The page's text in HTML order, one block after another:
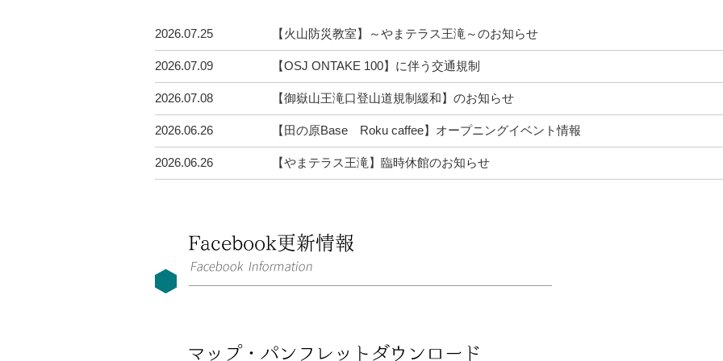
2026.07.25 【火山防災教室】～やまテラス王滝～のお知らせ
2026.07.09 【OSJ ONTAKE 100】に伴う交通規制
2026.07.08 【御嶽山王滝口登山道規制緩和】のお知らせ
2026.06.26 【田の原Base Roku caffee】オープニングイベント情報
2026.06.26 【やまテラス王滝】臨時休館のお知らせ